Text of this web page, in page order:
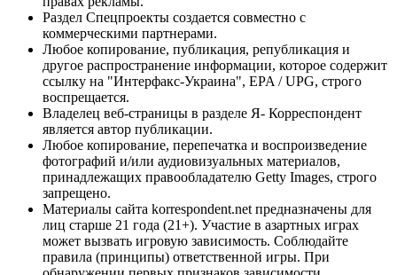
Раздел Спецпроекты создается совместно с
коммерческими партнерами.
Любое копирование, публикация, републикация и
другое распространение информации, которое содержит
ссылку на "Интерфакс-Украина", EPA / UPG, строго
воспрещается.
Владелец веб-страницы в разделе Я- Корреспондент
является автор публикации.
Любое копирование, перепечатка и воспроизведение
фотографий и/или аудиовизуальных материалов,
принадлежащих правообладателю Getty Images, строго
запрещено.
Материалы сайта korrespondent.net предназначены для
лиц старше 21 года (21+). Участие в азартных играх
может вызвать игровую зависимость. Соблюдайте
правила (принципы) ответственной игры. При